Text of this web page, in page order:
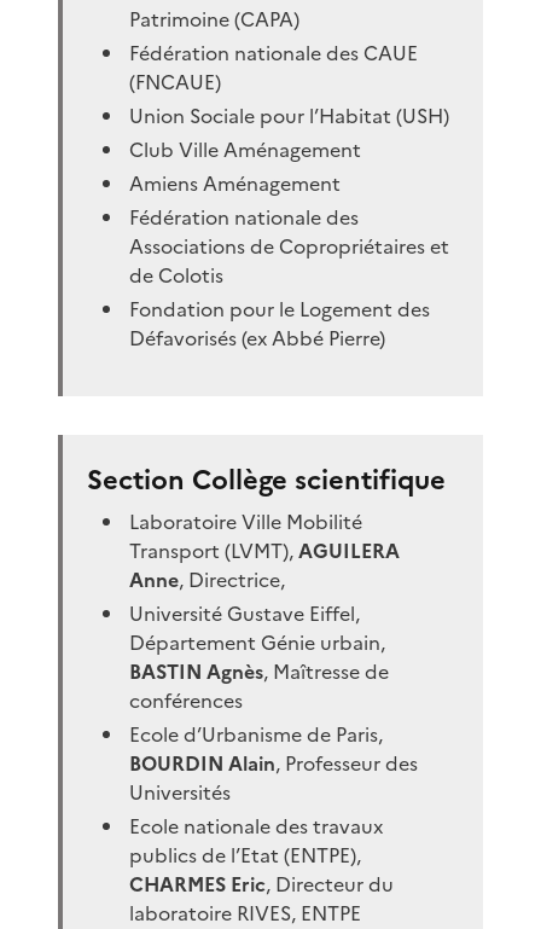
Patrimoine (CAPA)
Fédération nationale des CAUE
(FNCAUE)
Union Sociale pour l’Habitat (USH)
Club Ville Aménagement
Amiens Aménagement
Fédération nationale des
Associations de Copropriétaires et
de Colotis
Fondation pour le Logement des
Défavorisés (ex Abbé Pierre)
Section Collège scientifique
Laboratoire Ville Mobilité
Transport (LVMT),AGUILERA
Anne, Directrice,
Université Gustave Eiffel,
Département Génie urbain,
BASTIN Agnès, Maîtresse de
conférences
Ecole d’Urbanisme de Paris,
BOURDIN Alain, Professeur des
Universités
Ecole nationale des travaux
publics de l’Etat (ENTPE),
CHARMES Eric, Directeur du
laboratoire RIVES, ENTPE